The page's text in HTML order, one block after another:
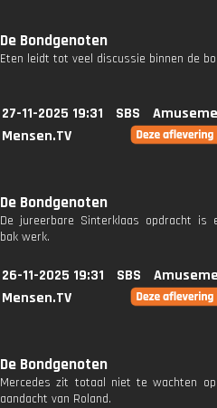
De Bondgenoten
Eten leidt tot veel discussie binnen de
27-11-2025 19:31 SBS
Mensen.TV
De Bondgenoten
De jureerbare Sinterklaas opdracht is
bak werk.
26-11-2025 19:31 SBS
Mensen.TV
De Bondgenoten
Mercedes zit totaal niet te wachten
aandacht van Roland.